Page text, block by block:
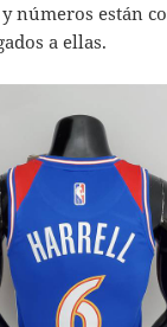
números están
a ellas.